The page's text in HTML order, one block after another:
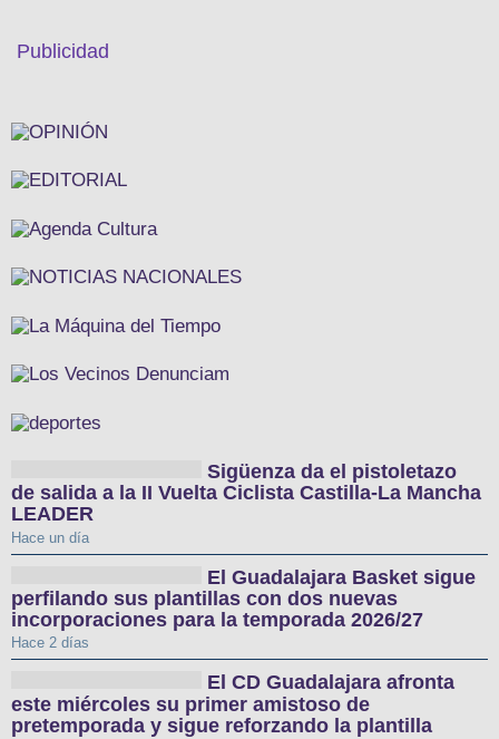
Publicidad
Sigüenza da el pistoletazo
de salida a la II Vuelta Ciclista Castilla-La Mancha
LEADER
Hace un día
El Guadalajara Basket sigue
perfilando sus plantillas con dos nuevas
incorporaciones para la temporada 2026/27
Hace 2 días
El CD Guadalajara afronta
este miércoles su primer amistoso de
pretemporada y sigue reforzando la plantilla